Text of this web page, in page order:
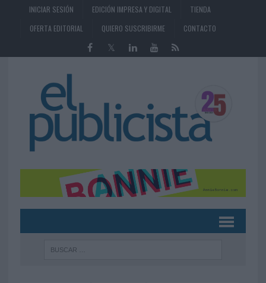
INICIAR SESIÓN EDICIÓN IMPRESA Y DIGITAL
TIENDA
OFERTA EDITORIAL
QUIERO SUSCRIBIRME CONTACTO